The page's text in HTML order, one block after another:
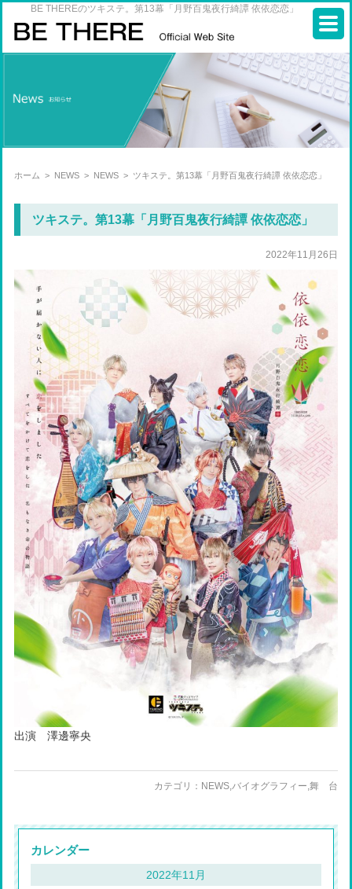
BE THEREのツキステ。第13幕「月野百鬼夜行綺譚 依依恋恋」
ホーム > NEWS > NEWS > ツキステ。第13幕「月野百鬼夜行綺譚 依依恋恋」
ツキステ。第13幕「月野百鬼夜行綺譚 依依恋恋」
2022年11月26日
出演 澤邊寧央
カテゴリ： NEWS バイオグラフィー 舞 台
カレンダー
2022年11月